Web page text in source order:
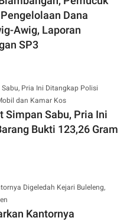
Dana
Awig, Laporan
SP3
Simpan Sabu, Pria Ini
Bukti 123,26 Gram
Kantornya